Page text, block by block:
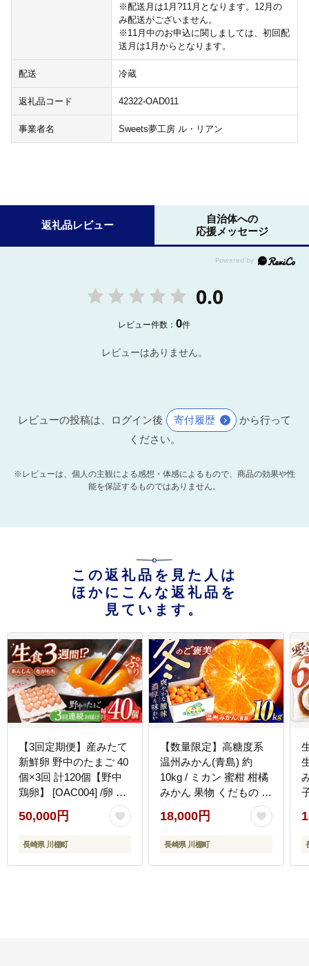
※配送月は1月?11月となります。12月の
み配送がございません。
※11月中のお申込に関しましては、初回配
送月は1月からとなります。
配送 冷蔵
返礼品コード 42322-OAD011
事業者名 Sweets夢工房 ル・リアン
返礼品レビュー
自治体への
応援メッセージ
0.0
レビュー件数：0件
レビューはありません。
レビューの投稿は、ログイン後 寄付履歴
から行って
ください。
※レビューは、個人の主観による感想・体感によるもので、商品の効果や性
能を保証するものではありません。
この返礼品を見た人は
ほかにこんな返礼品を
見ています。
【3回定期便】産みたて
新鮮卵 野中のたまご 40
個×3回 計120個【野中
鶏卵】 [OAC004] /卵 た
まご 高級卵 卵焼き 卵か
けご飯 たまご 濃厚たま
ご タマゴ
50,000円
長崎県 川棚町
【数量限定】高糖度系
温州みかん(青島) 約
10kg / ミカン 蜜柑 柑橘
みかん 果物 くだもの フ
ルーツ【長崎ぶんたん
の会】 [OAF006] ミカン
18,000円
長崎県 川棚町